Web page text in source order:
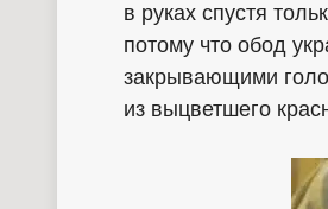
в руках спустя
потому что обод
закрывающими
из выцветшего